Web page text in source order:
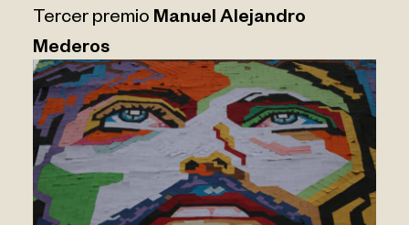
Tercer premio Manuel Alejandro
Mederos